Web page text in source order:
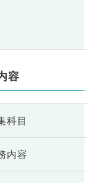
容
科目
内容